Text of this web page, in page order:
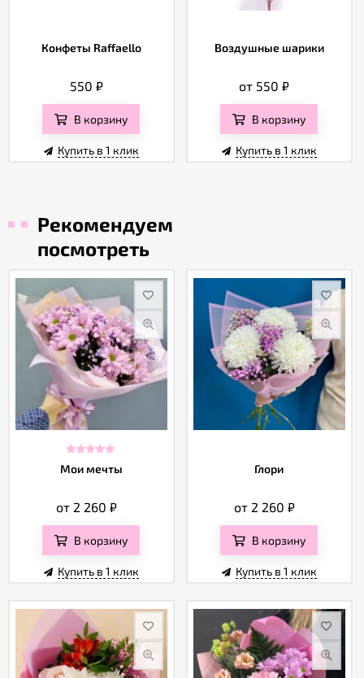
Конфеты Raffaello
550 ₽
В корзину
Купить в 1 клик
Воздушные шарики
от 550₽
В корзину
Купить в 1 клик
Рекомендуем
посмотреть
Мои мечты
от 2 260 ₽
В корзину
Купить в 1 клик
Глори
от 2 260 ₽
В корзину
Купить в 1 клик